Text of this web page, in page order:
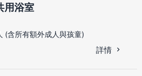
用浴室
(含所有額外成人與孩童)
詳情